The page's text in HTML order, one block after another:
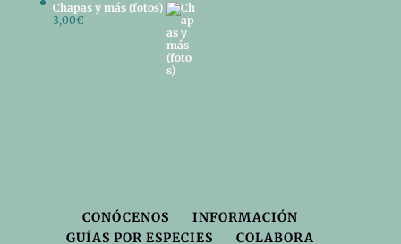
Chapas y más (fotos)
3,00€
CONÓCENOS
INFORMACIÓN
GUÍAS POR ESPECIES
COLABORA